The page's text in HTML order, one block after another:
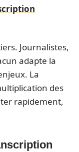
Journalistes,
adapte la
La
des
rapidement,